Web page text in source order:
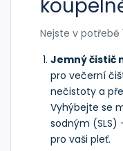
Nejste v potřebě
Jemný čistič
pro večerní
nečistoty a
Vyhýbejte se
sodným
pro vaši pleť.